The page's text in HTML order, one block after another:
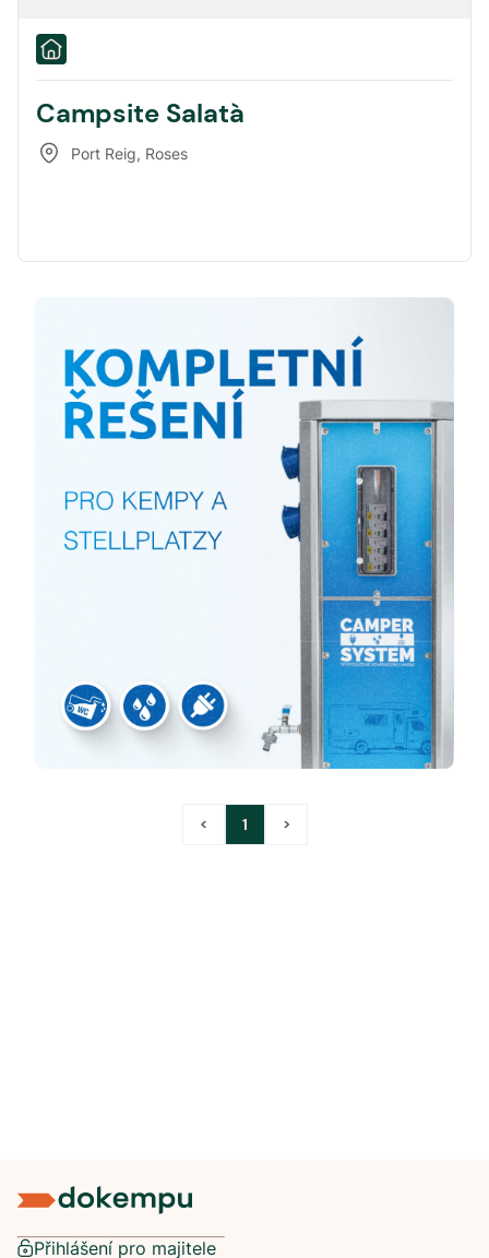
Campsite Salatà
Port Reig, Roses
< 1 >
Přihlášení pro majitele